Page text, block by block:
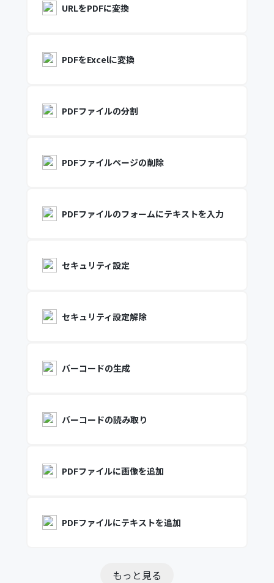
URLをPDFに変換
PDFをExcelに変換
PDFファイルの分割
PDFファイルページの削除
PDFファイルのフォームにテキストを入力
セキュリティ設定
セキュリティ設定解除
バーコードの生成
バーコードの読み取り
PDFファイルに画像を追加
PDFファイルにテキストを追加
もっと見る